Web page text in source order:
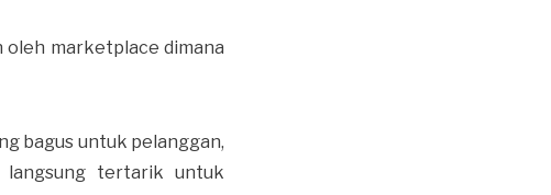
oleh marketplace dimana
bagus untuk pelanggan,
langsung tertarik untuk